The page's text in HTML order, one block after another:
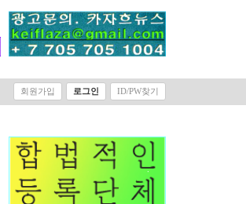
회원가입 로그인 ID/PW찾기